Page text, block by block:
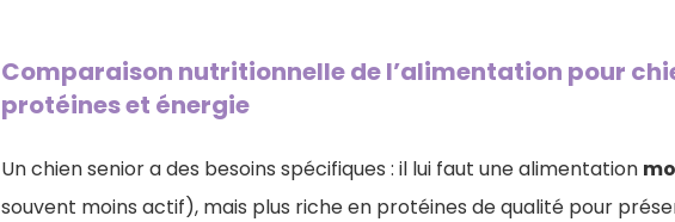
Comparaison nutritionnelle de l’alimentation pour
protéines et énergie
Un chien senior a des besoins spécifiques : il lui faut une alimentation
souvent moins actif), mais plus riche en protéines de qualité pour